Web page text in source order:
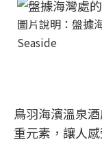
圖片說明：盤據
Seaside
鳥羽海濱溫泉
重元素，讓人